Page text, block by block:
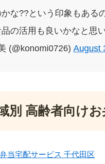
な??という印象もあるの
の活用も良いかなと思
(@konomi0726) August
別 高齢者向け
当宅配サービス 千代田区